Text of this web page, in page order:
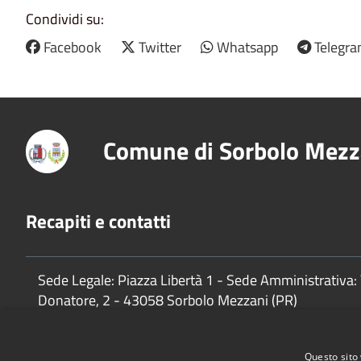
Condividi su:
Facebook
Twitter Whatsapp
Comune di Sorbolo
Recapiti e contatti
Sede Legale: Piazza Libertà 1 - Sede Amministrativa:
Donatore, 2 - 43058 Sorbolo Mezzani (PR)
Questo